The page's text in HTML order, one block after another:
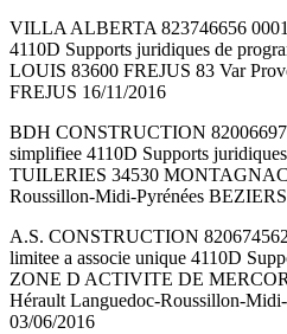
VILLA ALBERTA 823746656
4110D Supports juridiques de
LOUIS 83600 FREJUS 83 Var
FREJUS 16/11/2016
BDH CONSTRUCTION
simplifiee 4110D Supports
TUILERIES 34530
Roussillon-Midi-Pyrénées
A.S. CONSTRUCTION
limitee a associe unique 4110D
ZONE D ACTIVITE DE
Hérault Languedoc-Roussillon-
03/06/2016